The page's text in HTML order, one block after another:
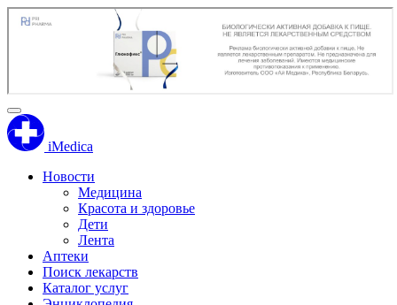
iMedica
Новости
Медицина
Красота и здоровье
Дети
Лента
Аптеки
Поиск лекарств
Каталог услуг